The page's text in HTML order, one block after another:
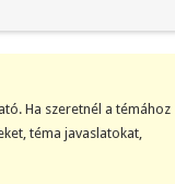
Ha szeretnél a témához
téma javaslatokat,